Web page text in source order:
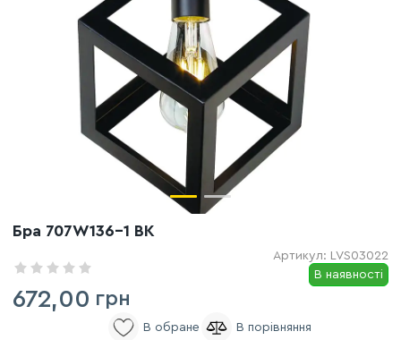
Бра 707W136-1 BK
Артикул: LVS03022
В наявності
672,00 грн